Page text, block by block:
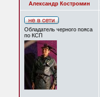
Александр Костромин
Обладатель черного пояса
по КСП